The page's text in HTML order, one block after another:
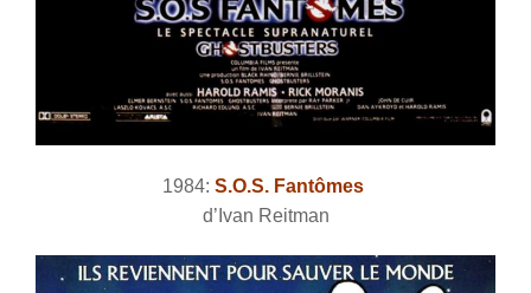
1984: S.O.S. Fantômes
d’Ivan Reitman